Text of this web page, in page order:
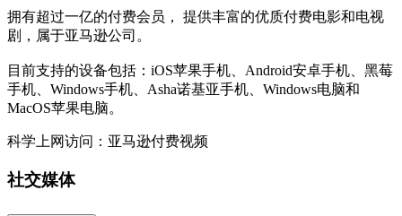
拥有超过一亿的付费会员， 提供丰富的优质付费电影和电视
剧，属于亚马逊公司。
目前支持的设备包括：iOS苹果手机、Android安卓手机、黑莓
手机、Windows手机、Asha诺基亚手机、Windows电脑和
MacOS苹果电脑。
科学上网访问：亚马逊付费视频
社交媒体